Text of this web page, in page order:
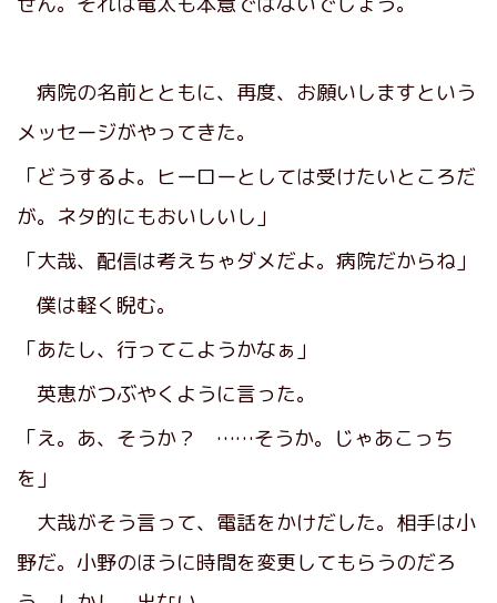
病院の名前とともに、再度、お願いしますという
メッセージがやってきた。
「どうするよ。ヒーローとしては受けたいところだ
が。ネタ的にもおいしいし」
「大哉、配信は考えちゃダメだよ。病院だからね」
僕は軽く睨む。
「あたし、行ってこようかなぁ」
英恵がつぶやくように言った。
「え。あ、そうか？ ……そうか。じゃあこっち
を」
大哉がそう言って、電話をかけだした。相手は小
野だ。小野のほうに時間を変更してもらうのだろ